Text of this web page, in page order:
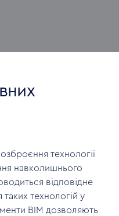
технології
навколишнього
відповідне
технологій у
BIM дозволяють